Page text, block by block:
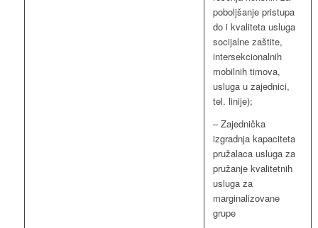
poboljšanje pristupa
do i kvaliteta usluga
socijalne zaštite,
intersekcionalnih
mobilnih timova,
usluga u zajednici,
tel. linije);
– Zajednička
izgradnja kapaciteta
pružalaca usluga za
pružanje kvalitetnih
usluga za
marginalizovane
grupe